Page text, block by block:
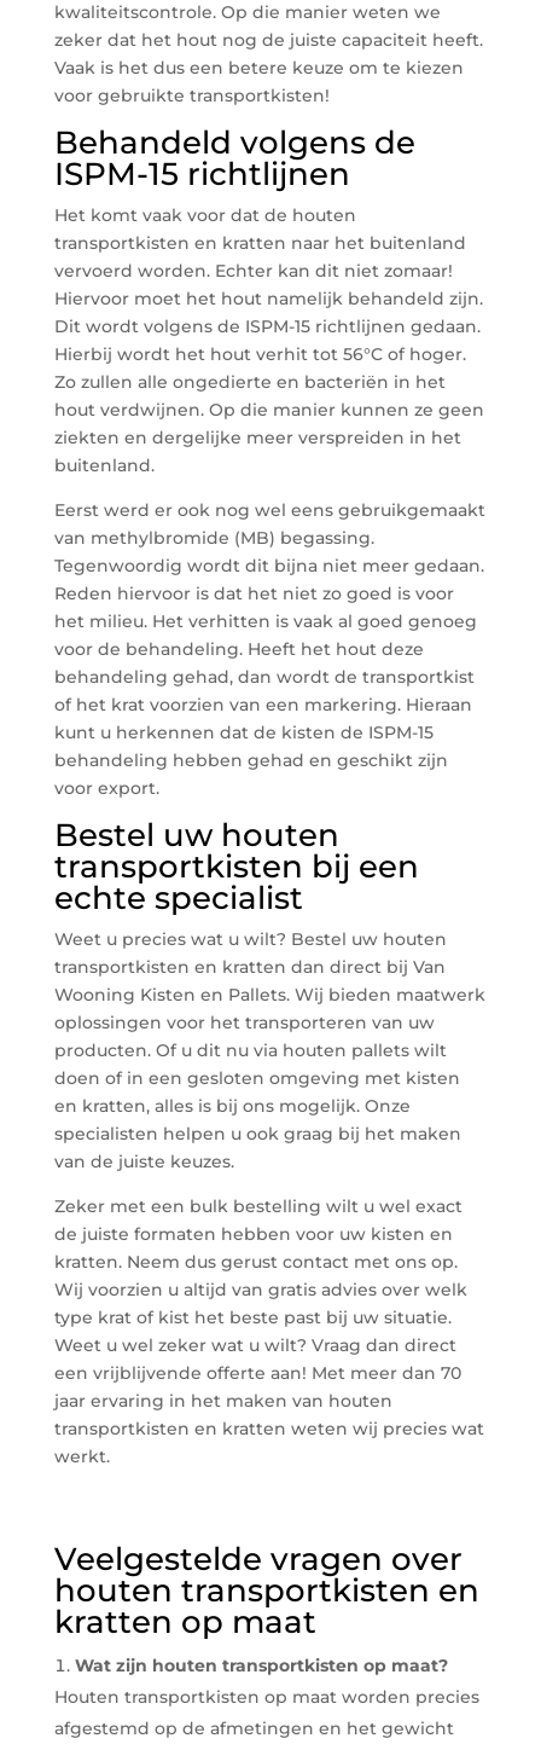
kwaliteitscontrole. Op die manier weten we
zeker dat het hout nog de juiste capaciteit heeft.
Vaak is het dus een betere keuze om te kiezen
voor gebruikte transportkisten!
Behandeld volgens de
ISPM-15 richtlijnen
Het komt vaak voor dat de houten
transportkisten en kratten naar het buitenland
vervoerd worden. Echter kan dit niet zomaar!
Hiervoor moet het hout namelijk behandeld zijn.
Dit wordt volgens de ISPM-15 richtlijnen gedaan.
Hierbij wordt het hout verhit tot 56°C of hoger.
Zo zullen alle ongedierte en bacteriën in het
hout verdwijnen. Op die manier kunnen ze geen
ziekten en dergelijke meer verspreiden in het
buitenland.
Eerst werd er ook nog wel eens gebruikgemaakt
van methylbromide (MB) begassing.
Tegenwoordig wordt dit bijna niet meer gedaan.
Reden hiervoor is dat het niet zo goed is voor
het milieu. Het verhitten is vaak al goed genoeg
voor de behandeling. Heeft het hout deze
behandeling gehad, dan wordt de transportkist
of het krat voorzien van een markering. Hieraan
kunt u herkennen dat de kisten de ISPM-15
behandeling hebben gehad en geschikt zijn
voor export.
Bestel uw houten
transportkisten bij een
echte specialist
Weet u precies wat u wilt? Bestel uw houten
transportkisten en kratten dan direct bij Van
Wooning Kisten en Pallets. Wij bieden maatwerk
oplossingen voor het transporteren van uw
producten. Of u dit nu via houten pallets wilt
doen of in een gesloten omgeving met kisten
en kratten, alles is bij ons mogelijk. Onze
specialisten helpen u ook graag bij het maken
van de juiste keuzes.
Zeker met een bulk bestelling wilt u wel exact
de juiste formaten hebben voor uw kisten en
kratten. Neem dus gerust contact met ons op.
Wij voorzien u altijd van gratis advies over welk
type krat of kist het beste past bij uw situatie.
Weet u wel zeker wat u wilt? Vraag dan direct
een vrijblijvende offerte aan! Met meer dan 70
jaar ervaring in het maken van houten
transportkisten en kratten weten wij precies wat
werkt.
Veelgestelde vragen over
houten transportkisten en
kratten op maat
Wat zijn houten transportkisten op maat?
Houten transportkisten op maat worden precies
afgestemd op de afmetingen en het gewicht